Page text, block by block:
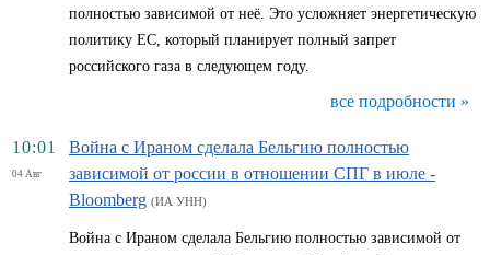
полностью зависимой от неё. Это усложняет энергетическую
политику ЕС, который планирует полный запрет
российского газа в следующем году.
все подробности »
10:01
04 Авг
Война с Ираном сделала Бельгию полностью
зависимой от россии в отношении СПГ в июле -
Bloomberg (ИА УНН)
Война с Ираном сделала Бельгию полностью зависимой от